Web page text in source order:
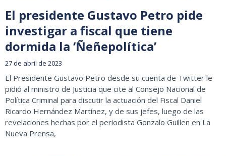
El presidente Gustavo Petro pide
investigar a fiscal que tiene
dormida la ‘Ñeñepolítica’
27 de abril de 2023
El Presidente Gustavo Petro desde su cuenta de Twitter le
pidió al ministro de Justicia que cite al Consejo Nacional de
Política Criminal para discutir la actuación del Fiscal Daniel
Ricardo Hernández Martínez, y de sus jefes, luego de las
revelaciones hechas por el periodista Gonzalo Guillen en La
Nueva Prensa,